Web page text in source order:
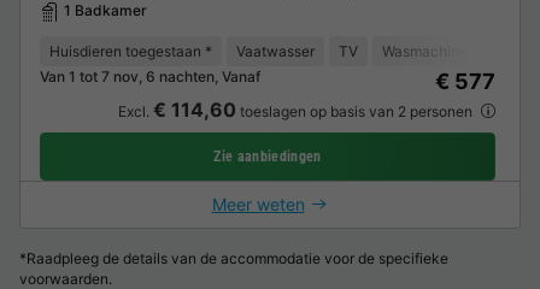
1 Badkamer
Huisdieren toegestaan * Vaatwasser TV
Wasmachine
Van 1 tot 7 nov, 6 nachten, Vanaf
€ 577
Excl. € 114,60 toeslagen op basis van 2 personen
Zie aanbiedingen
Meer weten
*Raadpleeg de details van de accommodatie voor de specifieke
voorwaarden.